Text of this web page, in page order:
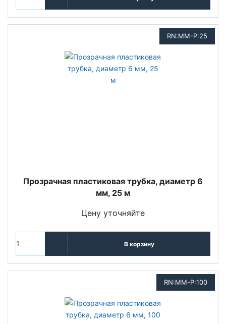
RN:MM-P:25
Прозрачная пластиковая трубка, диаметр 6
мм, 25 м
Цену уточняйте
В корзину
RN:MM-P:100